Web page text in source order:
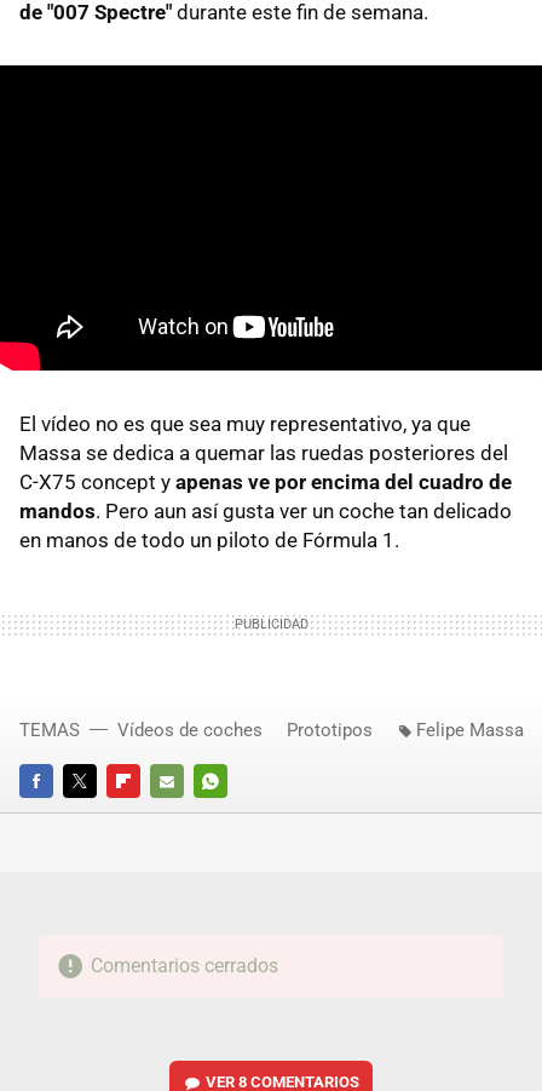
de "007 Spectre" durante este fin de semana.
El vídeo no es que sea muy representativo, ya que
Massa se dedica a quemar las ruedas posteriores del
C-X75 concept y apenas ve por encima del cuadro de
mandos. Pero aun así gusta ver un coche tan delicado
en manos de todo un piloto de Fórmula 1.
FACEBOOKTWITTERFLIPBOARD
E-
WHATSAPP
TEMAS Vídeos de coches Prototipos Felipe Massa
Comentarios cerrados
VER8 COMENTARIOS